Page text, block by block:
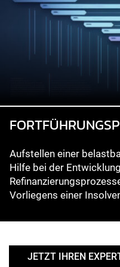
Aufstellen einer
Hilfe bei der
Vorliegens einer
JETZT IHREN